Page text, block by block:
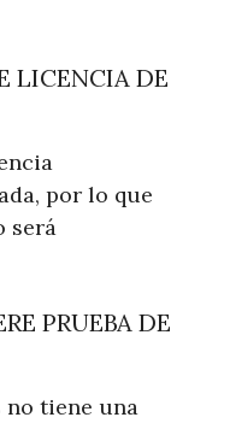
LICENCIA DE
por lo que
será
PRUEBA DE
no tiene una